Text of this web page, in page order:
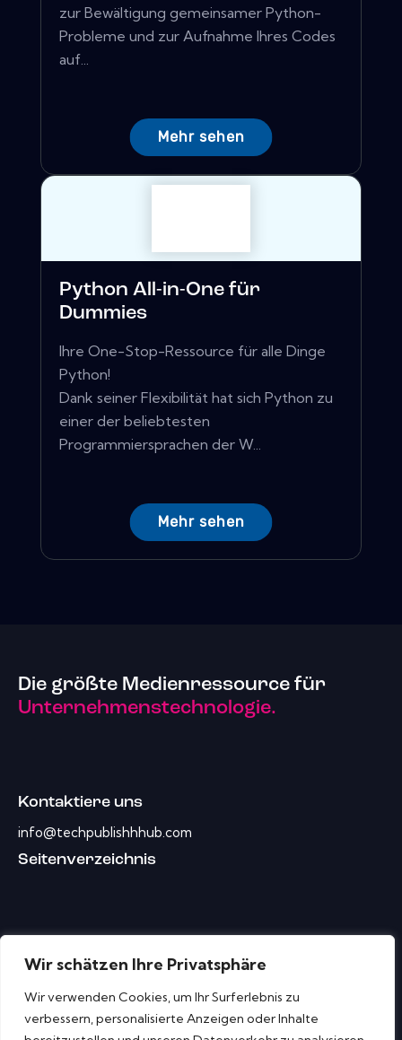
Wir schätzen Ihre Privatsphäre
Wir verwenden Cookies, um Ihr Surferlebnis zu
verbessern, personalisierte Anzeigen oder Inhalte
zur Bewältigung gemeinsamer Python-
Probleme und zur Aufnahme Ihres Codes
auf...
Mehr sehen
Python All-in-One für
Dummies
Ihre One-Stop-Ressource für alle Dinge
Python!
Dank seiner Flexibilität hat sich Python zu
einer der beliebtesten
Programmiersprachen der W...
Mehr sehen
Die größte Medienressource für
Unternehmenstechnologie.
Kontaktiere uns
info@techpublishhhub.com
Seitenverzeichnis